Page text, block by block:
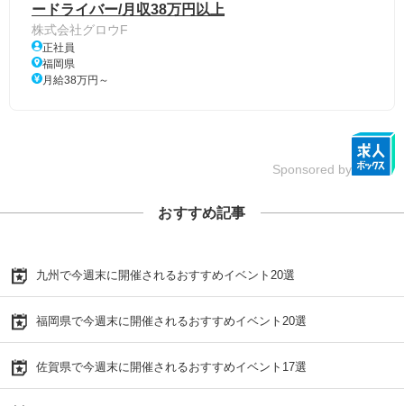
ードライバー/月収38万円以上
株式会社グロウF
正社員
福岡県
月給38万円～
Sponsored by
おすすめ記事
九州で今週末に開催されるおすすめイベント20選
福岡県で今週末に開催されるおすすめイベント20選
佐賀県で今週末に開催されるおすすめイベント17選